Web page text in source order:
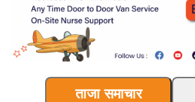
ताजा समाचार